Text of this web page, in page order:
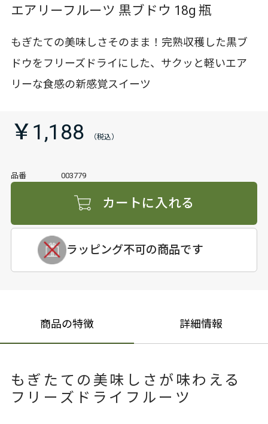
エアリーフルーツ 黒ブドウ 18g 瓶
もぎたての美味しさそのまま！完熟収穫した黒ブ
ドウをフリーズドライにした、サクッと軽いエア
リーな食感の新感覚スイーツ
￥1,188
品番 003779
カートに入れる
ラッピング不可の商品です
商品の特徴 詳細情報
もぎたての美味しさが味わえる
フリーズドライフルーツ